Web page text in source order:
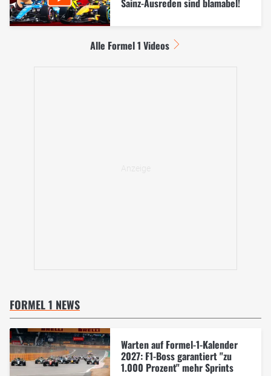
Sainz-Ausreden sind blamabel!
Alle Formel 1 Videos
FORMEL 1 NEWS
Warten auf Formel-1-Kalender
2027: F1-Boss garantiert "zu
1.000 Prozent" mehr Sprints